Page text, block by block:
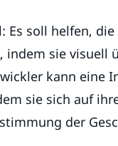
Es soll helfen,
sie visuell
kann eine
sie sich auf
der